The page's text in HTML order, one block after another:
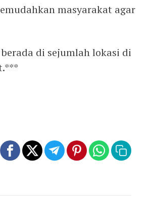
masyarakat agar
di sejumlah lokasi di